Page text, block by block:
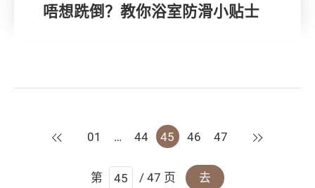
唔想跣倒？教你浴室防滑小贴士
上一页
01 … 44 45 46 47 下一页
第 / 47 页 去